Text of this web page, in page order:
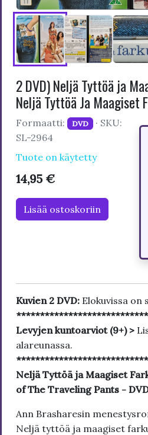
2 DVD) Neljä Tyttöä ja
Neljä Tyttöä Ja Maagiset
Formaatti: DVD · SKU:
SL-2964
Tuote on käytetty
14,95 €
Lisää ostoskoriin
Kuvien 2 DVD: Elokuvissa
Levyjen kuntoarviot (9+) >
alareunassa.
Neljä Tyttöä ja Maagiset
of The Traveling Pants -
Ann Brasharesin
Neljä tyttöä ja maagiset